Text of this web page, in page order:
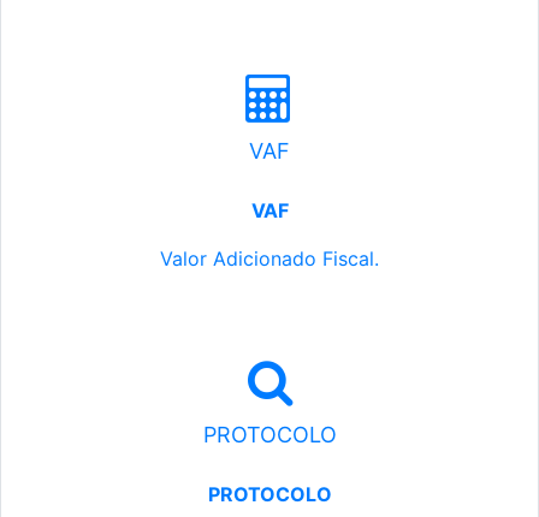
VAF
VAF
Valor Adicionado Fiscal.
PROTOCOLO
PROTOCOLO